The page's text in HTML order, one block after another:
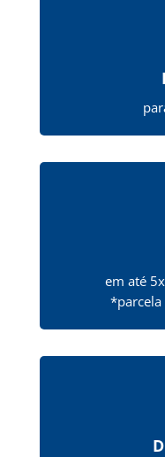
em até
*parcela